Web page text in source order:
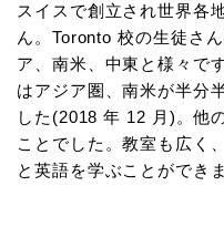
スイスで創立され世界各
ん。Toronto 校の生徒さ
ア、南米、中東と様々で
はアジア圏、南米が半分
した(2018 年 12 月)。他
ことでした。教室も広く
と英語を学ぶことができま